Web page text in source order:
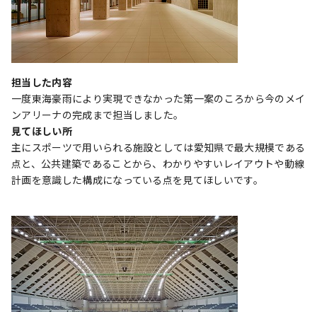
担当した内容
一度東海豪雨により実現できなかった第一案のころから今のメイ
ンアリーナの完成まで担当しました。
見てほしい所
主にスポーツで用いられる施設としては愛知県で最大規模である
点と、公共建築であることから、わかりやすいレイアウトや動線
計画を意識した構成になっている点を見てほしいです。